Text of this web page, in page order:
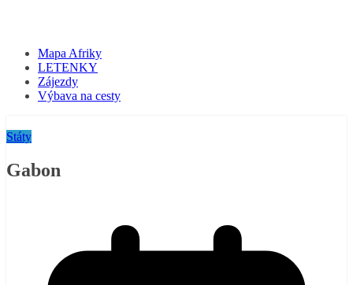
Mapa Afriky
LETENKY
Zájezdy
Výbava na cesty
Státy
Gabon